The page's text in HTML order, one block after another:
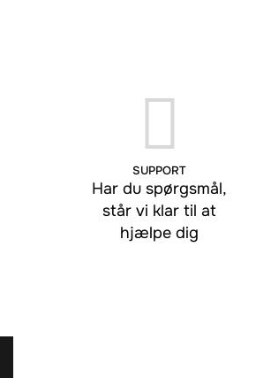
SUPPORT
Har du spørgsmål,
står vi klar til at
hjælpe dig